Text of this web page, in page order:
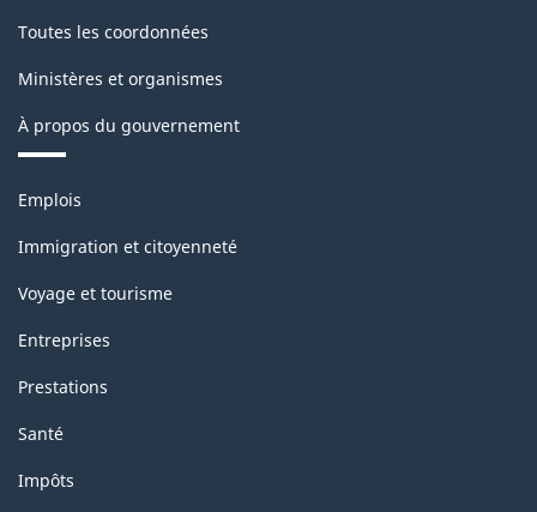
Toutes les coordonnées
Ministères et organismes
À propos du gouvernement
Thèmes
sujets
Emplois
Immigration et citoyenneté
Voyage et tourisme
Entreprises
Prestations
Santé
Impôts